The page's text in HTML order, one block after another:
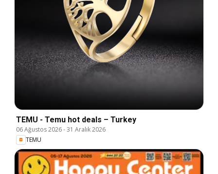
TEMU - Temu hot deals – Turkey
06 Ağustos 2026-31 Aralık 2026
TEMU